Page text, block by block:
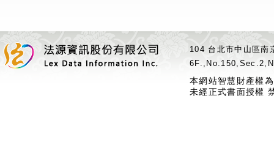
104 台北市中山區
本網站智慧財產權
未經正式書面授權